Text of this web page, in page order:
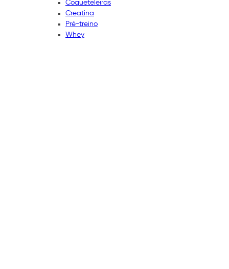
Coqueteleiras
Creatina
Pré-treino
Whey